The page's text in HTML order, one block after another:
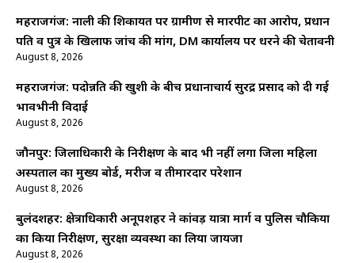
महराजगंज: नाली की शिकायत पर ग्रामीण से मारपीट का आरोप, प्रधान
पति व पुत्र के खिलाफ जांच की मांग, DM कार्यालय पर धरने की चेतावनी
August 8, 2026
महराजगंज: पदोन्नति की खुशी के बीच प्रधानाचार्य सुरेंद्र प्रसाद को दी गई
भावभीनी विदाई
August 8, 2026
जौनपुर: जिलाधिकारी के निरीक्षण के बाद भी नहीं लगा जिला महिला
अस्पताल का मुख्य बोर्ड, मरीज व तीमारदार परेशान
August 8, 2026
बुलंदशहर: क्षेत्राधिकारी अनूपशहर ने कांवड़ यात्रा मार्ग व पुलिस चौकियों
का किया निरीक्षण, सुरक्षा व्यवस्था का लिया जायजा
August 8, 2026